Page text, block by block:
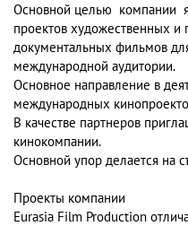
Основной целью компании
проектов художественных
документальных фильмов
международной аудитории.
Основное направление в
международных
В качестве партнеров
кинокомпании.
Основной упор делается на
Проекты компании
Eurasia Film Production